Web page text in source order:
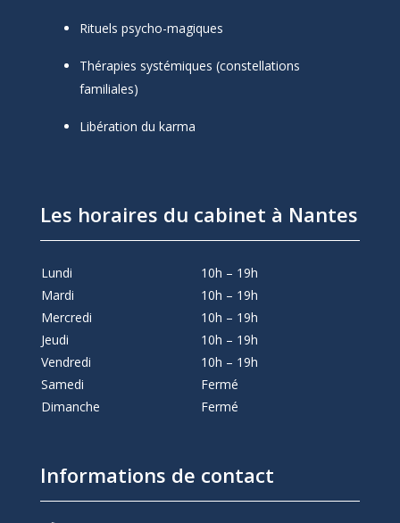
Rituels psycho-magiques
Thérapies systémiques (constellations
familiales)
Libération du karma
Les horaires du cabinet à Nantes
Lundi
10h – 19h
Mardi
10h – 19h
Mercredi
10h – 19h
Jeudi
10h – 19h
Vendredi
10h – 19h
Samedi
Fermé
Dimanche
Fermé
Informations de contact